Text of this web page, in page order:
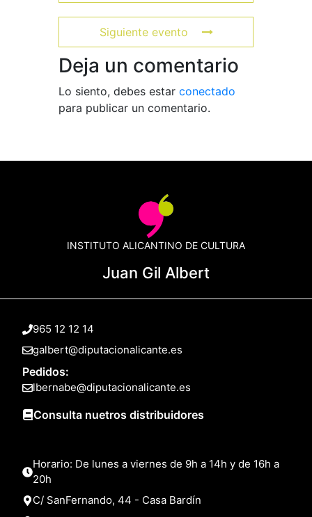
Siguiente evento
Deja un comentario
Lo siento, debes estar conectado
para publicar un comentario.
INSTITUTO ALICANTINO DE CULTURA
Juan Gil Albert
965 12 12 14
galbert@diputacionalicante.es
Pedidos:
lbernabe@diputacionalicante.es
Consulta nuetros distribuidores
Horario: De lunes a viernes de 9h a 14h y de 16h a
20h
C/ SanFernando, 44 - Casa Bardín